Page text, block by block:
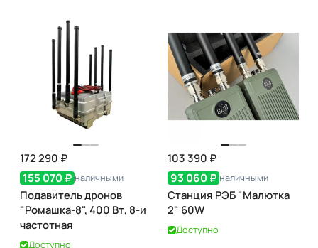
172 290 ₽
155 070 ₽ наличными
Подавитель дронов
"Ромашка-8", 400 Вт, 8-и
частотная
Доступно
103 390 ₽
93 060 ₽ наличными
Станция РЭБ "Малютка
2" 60W
Доступно